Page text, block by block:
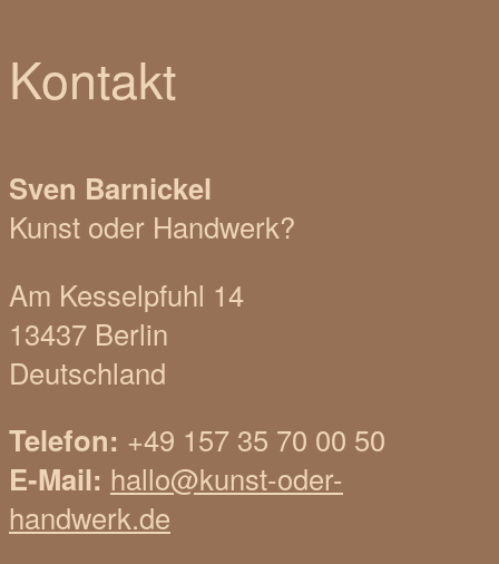
Kontakt
Sven Barnickel
Kunst oder Handwerk?
Am Kesselpfuhl 14
13437 Berlin
Deutschland
Telefon: +49 157 35 70 00 50
E-Mail: hallo@kunst-oder-
handwerk.de